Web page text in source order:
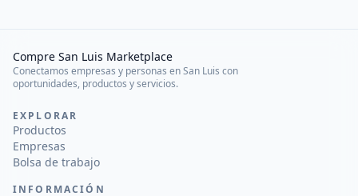
Compre San Luis Marketplace
Conectamos empresas y personas en San Luis con
oportunidades, productos y servicios.
EXPLORAR
Productos
Empresas
Bolsa de trabajo
INFORMACIÓN